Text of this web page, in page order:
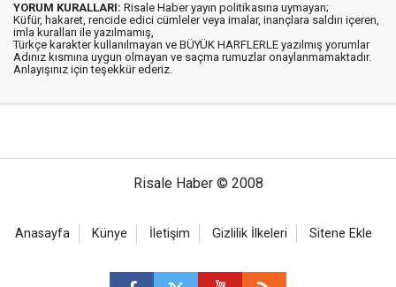
YORUM KURALLARI: Risale Haber yayın politikasına uymayan;
Küfür, hakaret, rencide edici cümleler veya imalar, inançlara saldırı içeren,
imla kuralları ile yazılmamış,
Türkçe karakter kullanılmayan ve BÜYÜK HARFLERLE yazılmış yorumlar
Adınız kısmına uygun olmayan ve saçma rumuzlar onaylanmamaktadır.
Anlayışınız için teşekkür ederiz.
Risale Haber © 2008
Anasayfa Künye İletişim Gizlilik İlkeleri Sitene Ekle